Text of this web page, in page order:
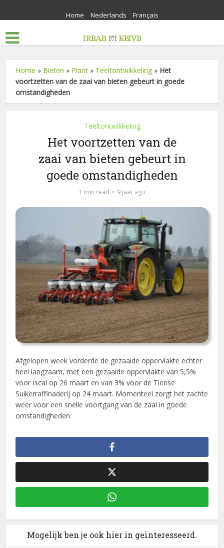
Home Nederlands Français
Home » Bieten » Plant » Teeltontwikkeling » Het
voortzetten van de zaai van bieten gebeurt in goede
omstandigheden
Teeltontwikkeling
Het voortzetten van de
zaai van bieten gebeurt in
goede omstandigheden
1 min read 9 jaar ago
Afgelopen week vorderde de gezaaide oppervlakte echter
heel langzaam, met een gezaaide oppervlakte van 5,5%
voor Iscal op 26 maart en van 3% voor de Tiense
Suikerraffinaderij op 24 maart. Momenteel zorgt het zachte
weer voor een snelle voortgang van de zaai in goede
omstandigheden.
Mogelijk ben je ook hier in geïnteresseerd.